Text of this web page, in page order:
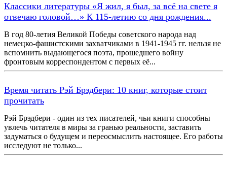
Классики литературы «Я жил, я был, за всё на свете я
отвечаю головой…» К 115-летию со дня рождения...
В год 80-летия Великой Победы советского народа над
немецко-фашистскими захватчиками в 1941-1945 гг. нельзя не
вспомнить выдающегося поэта, прошедшего войну
фронтовым корреспондентом с первых её...
Время читать Рэй Брэдбери: 10 книг, которые стоит
прочитать
Рэй Брэдбери - один из тех писателей, чьи книги способны
увлечь читателя в миры за гранью реальности, заставить
задуматься о будущем и переосмыслить настоящее. Его работы
исследуют не только...